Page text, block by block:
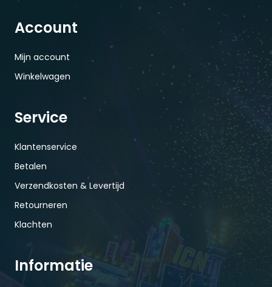
Account
Mijn account
Winkelwagen
Service
Klantenservice
Betalen
Verzendkosten & Levertijd
Retourneren
Klachten
Informatie